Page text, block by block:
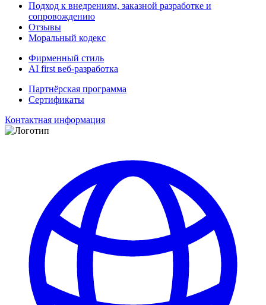
Подход к внедрениям, заказной разработке и
сопровождению
Отзывы
Моральный кодекс
Фирменный стиль
AI first веб-разработка
Партнёрская программа
Сертификаты
Контактная информация